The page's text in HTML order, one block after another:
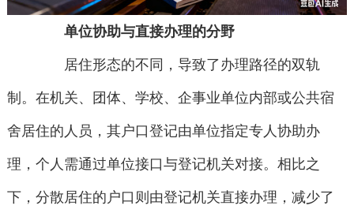
单位协助与直接办理的分野
居住形态的不同，导致了办理路径的双轨
制。在机关、团体、学校、企事业单位内部或公共宿
舍居住的人员，其户口登记由单位指定专人协助办
理，个人需通过单位接口与登记机关对接。相比之
下，分散居住的户口则由登记机关直接办理，减少了